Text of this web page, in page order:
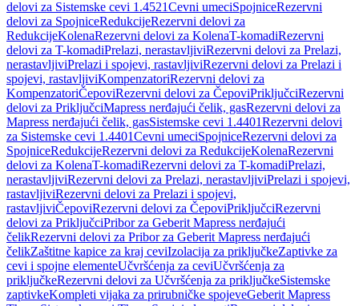
delovi za Sistemske cevi 1.4521Cevni umeciSpojniceRezervni
delovi za SpojniceRedukcijeRezervni delovi za
RedukcijeKolenaRezervni delovi za KolenaT-komadiRezervni
delovi za T-komadiPrelazi, nerastavljiviRezervni delovi za Prelazi,
nerastavljiviPrelazi i spojevi, rastavljiviRezervni delovi za Prelazi i
spojevi, rastavljiviKompenzatoriRezervni delovi za
KompenzatoriČepoviRezervni delovi za ČepoviPriključciRezervni
delovi za PriključciMapress nerđajući čelik, gasRezervni delovi za
Mapress nerđajući čelik, gasSistemske cevi 1.4401Rezervni delovi
za Sistemske cevi 1.4401Cevni umeciSpojniceRezervni delovi za
SpojniceRedukcijeRezervni delovi za RedukcijeKolenaRezervni
delovi za KolenaT-komadiRezervni delovi za T-komadiPrelazi,
nerastavljiviRezervni delovi za Prelazi, nerastavljiviPrelazi i spojevi,
rastavljiviRezervni delovi za Prelazi i spojevi,
rastavljiviČepoviRezervni delovi za ČepoviPriključciRezervni
delovi za PriključciPribor za Geberit Mapress nerđajući
čelikRezervni delovi za Pribor za Geberit Mapress nerđajući
čelikZaštitne kapice za kraj ceviIzolacija za priključkeZaptivke za
cevi i spojne elementeUčvršćenja za ceviUčvršćenja za
priključkeRezervni delovi za Učvršćenja za priključkeSistemske
zaptivkeKompleti vijaka za prirubničke spojeveGeberit Mapress